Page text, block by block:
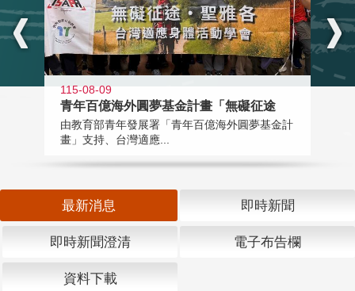
115-08-09
青年百億海外圓夢基金計畫「無礙征途
由教育部青年發展署「青年百億海外圓夢基金計
畫」支持、台灣適應...
最新消息 即時新聞
即時新聞澄清 電子布告欄
資料下載